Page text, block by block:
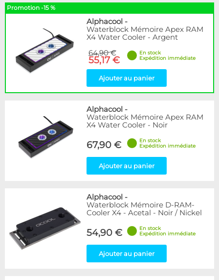
Promotion -15 %
Alphacool -
Waterblock Mémoire Apex RAM
X4 Water Cooler - Argent
64,90 €
55,17 €
En stock
Expédition immédiate
Ajouter au panier
Alphacool -
Waterblock Mémoire Apex RAM
X4 Water Cooler - Noir
67,90 €
En stock
Expédition immédiate
Ajouter au panier
Alphacool -
Waterblock Mémoire D-RAM-
Cooler X4 - Acetal - Noir / Nickel
54,90 €
En stock
Expédition immédiate
Ajouter au panier